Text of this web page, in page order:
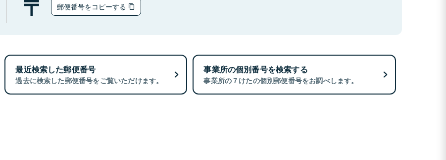
郵便番号をコピーする
最近検索した郵便番号
過去に検索した郵便番号をご覧いただけます。
事業所の個別番号を検索する
事業所の７けたの個別郵便番号をお調べします。